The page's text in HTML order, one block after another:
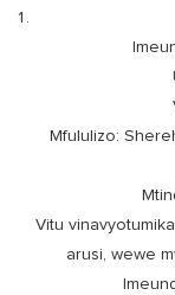
Mfululizo:
Vitu
arusi, wewe